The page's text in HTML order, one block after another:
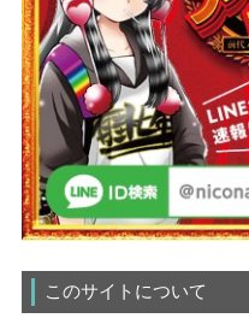
このサイトについて